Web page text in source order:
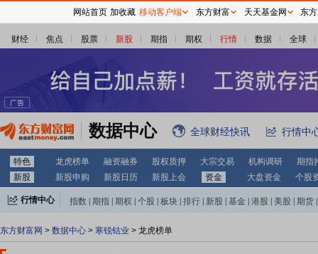
财经 焦点 股票 新股 期指 期权 行情 数据 全球
数据中心 全球财经快讯 行情中
特色 龙虎榜单 融资融券 股权质押 大宗交易 机构调研
期指
新股
新股申购 新股日历 新股上会 资金 大盘资金 个股
行情中心 指数 期指 期权 个股 板块 排行 新股 基金 港股 美股 期货
东方财富网 > 数据中心 > 寒锐钴业 > 龙虎榜单
网站首页 加收藏 移动客户端 东方财富 天天基金网 东